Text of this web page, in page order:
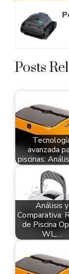
Posts
avanzada
piscinas:
Análisis y
Comparativa:
de Piscina
WL,…